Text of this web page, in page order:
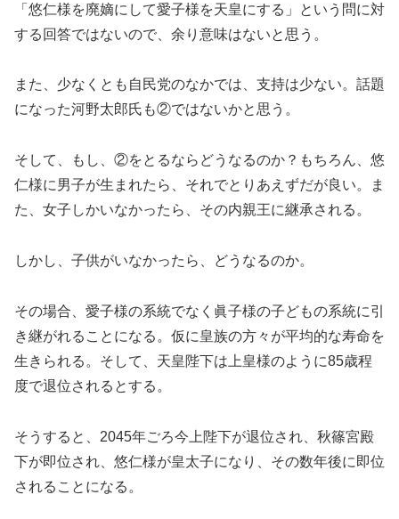
「悠仁様を廃嫡にして愛子様を天皇にする」という問に対
する回答ではないので、余り意味はないと思う。
また、少なくとも自民党のなかでは、支持は少ない。話題
になった河野太郎氏も②ではないかと思う。
そして、もし、②をとるならどうなるのか？もちろん、悠
仁様に男子が生まれたら、それでとりあえずだが良い。ま
た、女子しかいなかったら、その内親王に継承される。
しかし、子供がいなかったら、どうなるのか。
その場合、愛子様の系統でなく眞子様の子どもの系統に引
き継がれることになる。仮に皇族の方々が平均的な寿命を
生きられる。そして、天皇陛下は上皇様のように85歳程
度で退位されるとする。
そうすると、2045年ごろ今上陛下が退位され、秋篠宮殿
下が即位され、悠仁様が皇太子になり、その数年後に即位
されることになる。